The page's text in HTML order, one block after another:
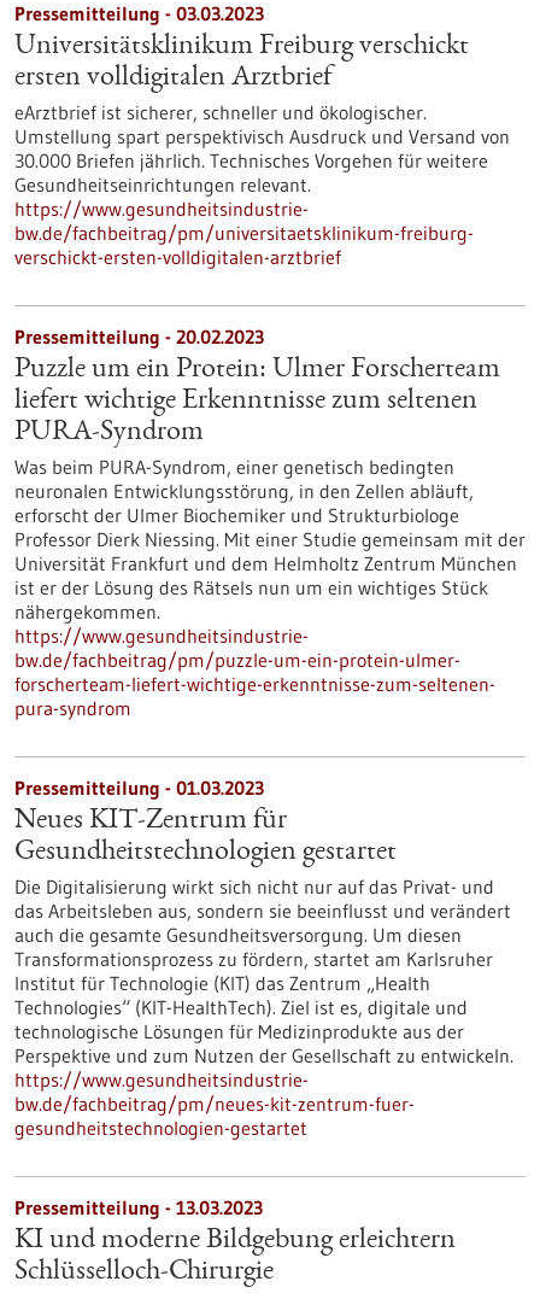
Pressemitteilung - 03.03.2023
Universitätsklinikum Freiburg verschickt
ersten volldigitalen Arztbrief
eArztbrief ist sicherer, schneller und ökologischer.
Umstellung spart perspektivisch Ausdruck und Versand von
30.000 Briefen jährlich. Technisches Vorgehen für weitere
Gesundheitseinrichtungen relevant.
https://www.gesundheitsindustrie-
bw.de/fachbeitrag/pm/universitaetsklinikum-freiburg-
verschickt-ersten-volldigitalen-arztbrief
Pressemitteilung - 20.02.2023
Puzzle um ein Protein: Ulmer Forscherteam
liefert wichtige Erkenntnisse zum seltenen
PURA-Syndrom
Was beim PURA-Syndrom, einer genetisch bedingten
neuronalen Entwicklungsstörung, in den Zellen abläuft,
erforscht der Ulmer Biochemiker und Strukturbiologe
Professor Dierk Niessing. Mit einer Studie gemeinsam mit der
Universität Frankfurt und dem Helmholtz Zentrum München
ist er der Lösung des Rätsels nun um ein wichtiges Stück
nähergekommen.
https://www.gesundheitsindustrie-
bw.de/fachbeitrag/pm/puzzle-um-ein-protein-ulmer-
forscherteam-liefert-wichtige-erkenntnisse-zum-seltenen-
pura-syndrom
Pressemitteilung - 01.03.2023
Neues KIT-Zentrum für
Gesundheitstechnologien gestartet
Die Digitalisierung wirkt sich nicht nur auf das Privat- und
das Arbeitsleben aus, sondern sie beeinflusst und verändert
auch die gesamte Gesundheitsversorgung. Um diesen
Transformationsprozess zu fördern, startet am Karlsruher
Institut für Technologie (KIT) das Zentrum „Health
Technologies“ (KIT-HealthTech). Ziel ist es, digitale und
technologische Lösungen für Medizinprodukte aus der
Perspektive und zum Nutzen der Gesellschaft zu entwickeln.
https://www.gesundheitsindustrie-
bw.de/fachbeitrag/pm/neues-kit-zentrum-fuer-
gesundheitstechnologien-gestartet
Pressemitteilung - 13.03.2023
KI und moderne Bildgebung erleichtern
Schlüsselloch-Chirurgie